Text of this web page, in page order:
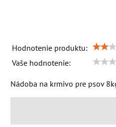
Hodnotenie produktu:
Vaše hodnotenie:
Nádoba na krmivo pre psov